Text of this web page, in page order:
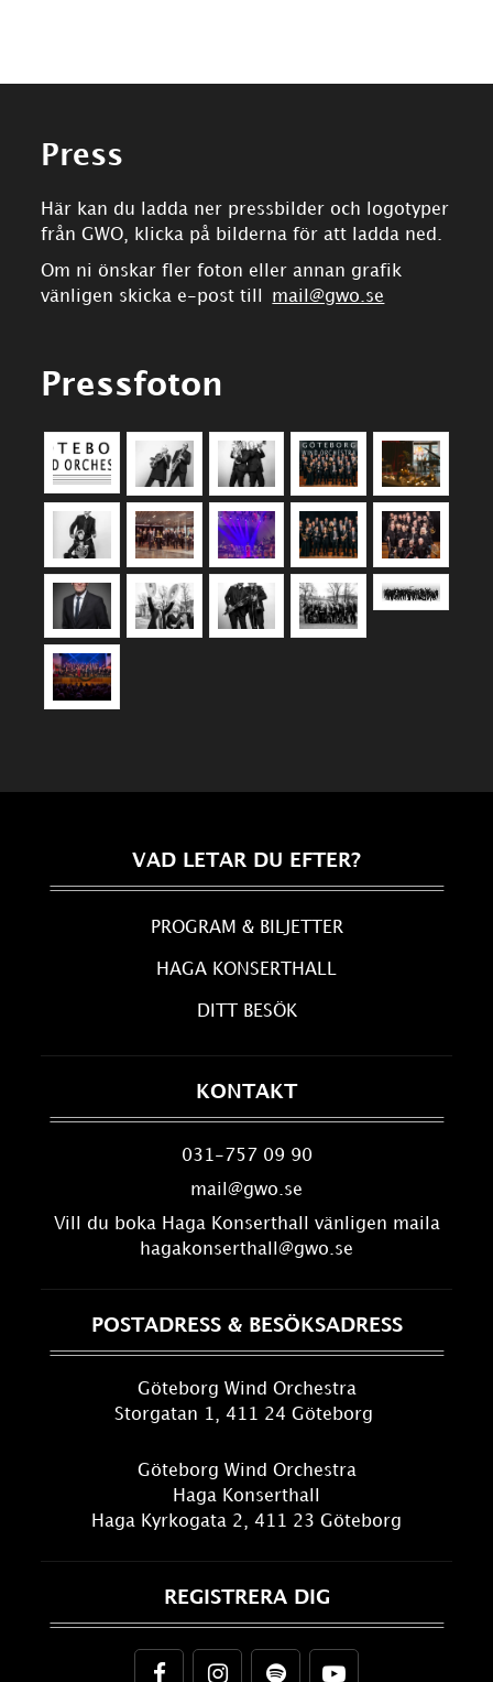
Press
Här kan du ladda ner pressbilder och logotyper
från GWO, klicka på bilderna för att ladda ned.
Om ni önskar fler foton eller annan grafik
vänligen skicka e-post till
mail@gwo.se
Pressfoton
VAD LETAR DU EFTER?
PROGRAM & BILJETTER
HAGA KONSERTHALL
DITT BESÖK
KONTAKT
031-757 09 90
mail@gwo.se
Vill du boka Haga Konserthall vänligen maila
hagakonserthall@gwo.se
POSTADRESS & BESÖKSADRESS
Göteborg Wind Orchestra
Storgatan 1, 411 24 Göteborg
Göteborg Wind Orchestra
Haga Konserthall
Haga Kyrkogata 2, 411 23 Göteborg
REGISTRERA DIG